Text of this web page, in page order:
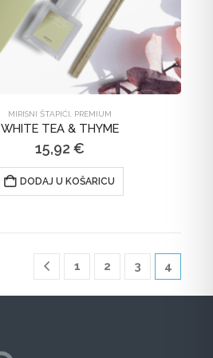
MIRISNI ŠTAPIĆI, PREMIUM
WHITE TEA & THYME
15,92 €
DODAJ U KOŠARICU
1 2 3 4